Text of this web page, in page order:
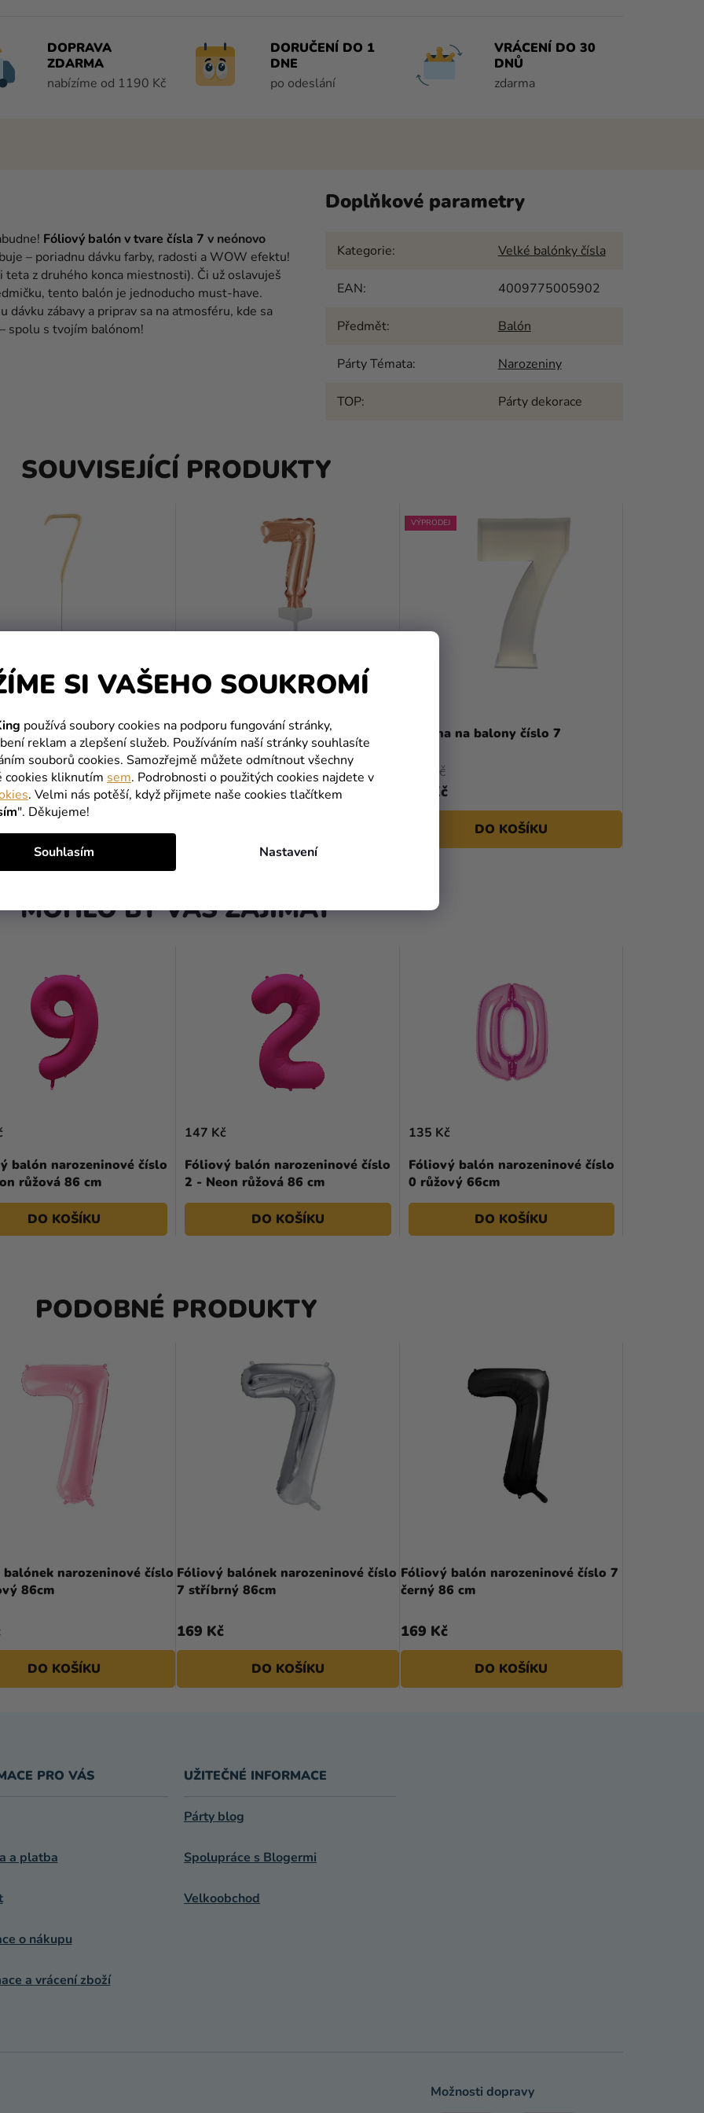
SI VAŠEHO SOUKROMÍ
používá soubory cookies na podporu fungování stránky,
reklam a zlepšení služeb. Používáním naší stránky souhlasíte
souborů cookies. Samozřejmě můžete odmítnout všechny
kliknutím sem. Podrobnosti o použitých cookies najdete v
. Velmi nás potěší, když přijmete naše cookies tlačítkem
". Děkujeme!
Nastavení
Souhlasím
DOPRAVA
ZDARMA
nabízíme od 1190 Kč
DORUČENÍ DO 1
DNE
po odeslání
VRÁCENÍ DO 30
DNŮ
zdarma
Fóliový balón v tvare čísla 7 v neónovo
– poriadnu dávku farby, radosti a WOW efektu!
z druhého konca miestnosti). Či už oslavuješ
tento balón je jednoducho must-have.
zábavy a priprav sa na atmosféru, kde sa
spolu s tvojím balónom!
Doplňkové parametry
Kategorie: Velké balónky čísla
EAN: 4009775005902
Předmět: Balón
Párty Témata: Narozeniny
TOP: Párty dekorace
SOUVISEJÍCÍ PRODUKTY
jiskry ve tvaru Zlatého
DO KOŠÍKU
Fóliový balónek na dort - Číslo 7,
růžovo-zlatý
25 Kč
VÝPRODEJ
Šablona na balony číslo 7
388 Kč
790 Kč
DO KOŠÍKU
MOHLO BY VÁS ZAJÍMAT
balón narozeninové číslo
růžová 86 cm
DO KOŠÍKU
Fóliový balón narozeninové číslo
2 - Neon růžová 86 cm
147 Kč
DO KOŠÍKU
Fóliový balón narozeninové číslo
0 růžový 66cm
135 Kč
DO KOŠÍKU
PODOBNÉ PRODUKTY
narozeninové číslo
86cm
DO KOŠÍKU
Fóliový balónek narozeninové číslo
7 stříbrný 86cm
169 Kč
DO KOŠÍKU
Fóliový balón narozeninové číslo 7
černý 86 cm
169 Kč
DO KOŠÍKU
PRO VÁS
a platba
o nákupu
a vrácení zboží
UŽITEČNÉ INFORMACE
Párty blog
Spolupráce s Blogermi
Velkoobchod
Možnosti dopravy